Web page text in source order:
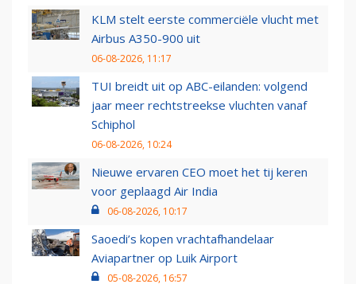
KLM stelt eerste commerciële vlucht met
Airbus A350-900 uit
06-08-2026, 11:17
TUI breidt uit op ABC-eilanden: volgend
jaar meer rechtstreekse vluchten vanaf
Schiphol
06-08-2026, 10:24
Nieuwe ervaren CEO moet het tij keren
voor geplaagd Air India
06-08-2026, 10:17
Saoedi’s kopen vrachtafhandelaar
Aviapartner op Luik Airport
05-08-2026, 16:57